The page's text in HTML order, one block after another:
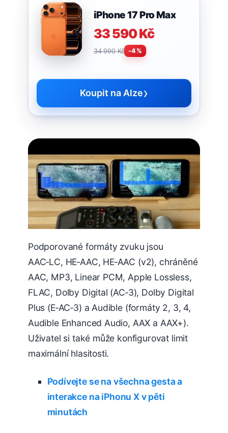
iPhone 17 Pro Max
33 590 Kč
34 990 Kč -4 %
Koupit na Alze›
Podporované formáty zvuku jsou
AAC‑LC, HE‑AAC, HE‑AAC (v2), chráněné
AAC, MP3, Linear PCM, Apple Lossless,
FLAC, Dolby Digital (AC‑3), Dolby Digital
Plus (E‑AC‑3) a Audible (formáty 2, 3, 4,
Audible Enhanced Audio, AAX a AAX+).
Uživatel si také může konfigurovat limit
maximální hlasitosti.
Podívejte se na všechna gesta a
interakce na iPhonu X v pěti
minutách